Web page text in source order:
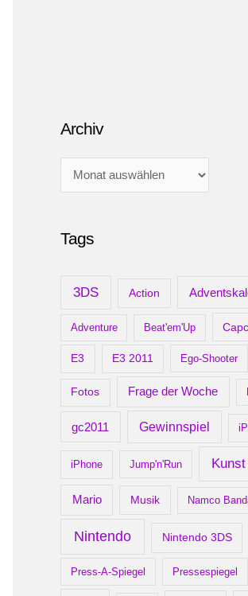
Archiv
r
Tags
3DS Action
Adventure Beat'em'Up
E3 E3 2011 Ego-Shooter
Fotos Frage der Woche
gc2011 Gewinnspiel
iPhone Jump'n'Run Kunst
Mario Musik Namco
Nintendo Nintendo 3DS
Press-A-Spiegel Pressespiegel